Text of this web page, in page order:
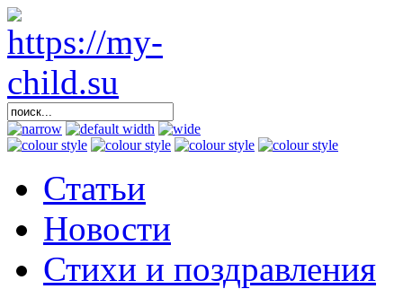
Статьи
Новости
Стихи и поздравления